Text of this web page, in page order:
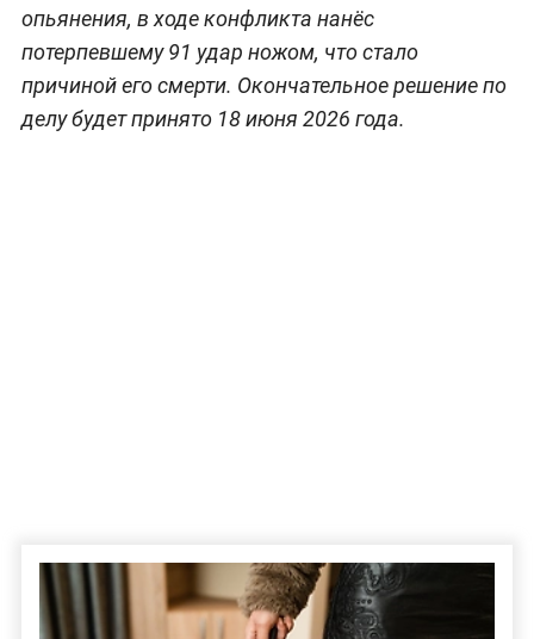
опьянения, в ходе конфликта нанёс
потерпевшему 91 удар ножом, что стало
причиной его смерти. Окончательное решение по
делу будет принято 18 июня 2026 года.